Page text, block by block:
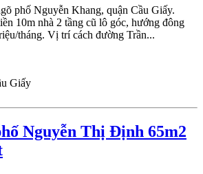
phố Nguyễn Khang, quận Cầu Giấy.
10m nhà 2 tầng cũ lô góc, hướng đông
tháng. Vị trí cách đường Trần...
Giấy
Nguyễn Thị Định 65m2